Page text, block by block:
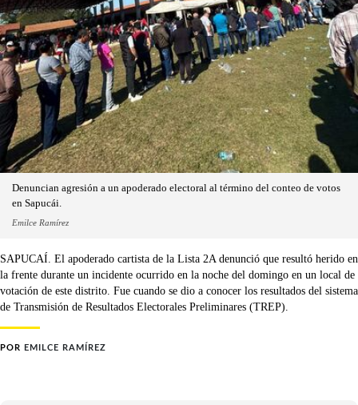
Denuncian agresión a un apoderado electoral al término del conteo de votos
en Sapucái.
Emilce Ramírez
SAPUCAÍ. El apoderado cartista de la Lista 2A denunció que resultó herido en
la frente durante un incidente ocurrido en la noche del domingo en un local de
votación de este distrito. Fue cuando se dio a conocer los resultados del sistema
de Transmisión de Resultados Electorales Preliminares (TREP).
POR EMILCE RAMÍREZ